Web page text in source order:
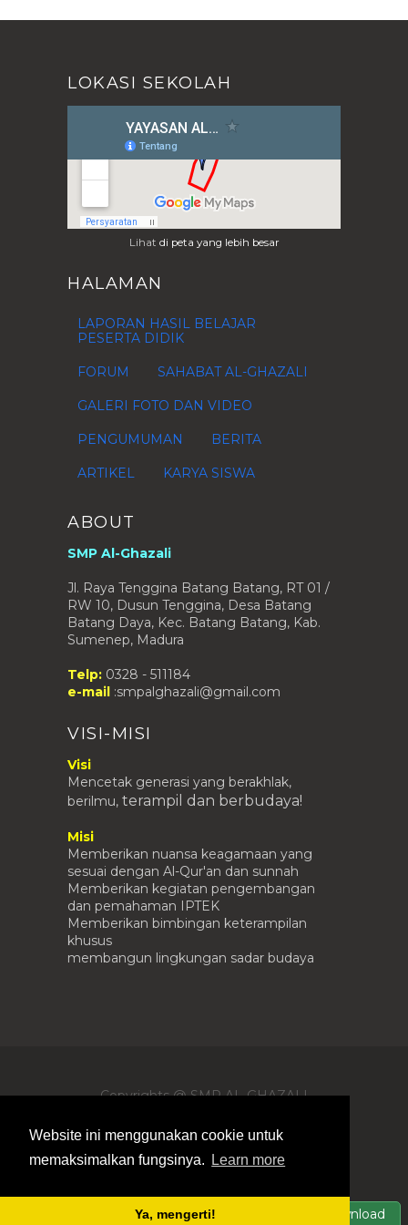
Website ini menggunakan cookie untuk
memaksimalkan fungsinya.
Learn more
Ya, mengerti!
► Maret(4)
►Februari(7)
Januari(1)
►2013(28)
►2011(1)
2010 (4)
LOKASI SEKOLAH
Lihat di peta yang lebih besar
HALAMAN
LAPORAN HASIL BELAJAR
PESERTA DIDIK
FORUM SAHABAT AL-GHAZALI
GALERI FOTO DAN VIDEO
PENGUMUMAN BERITA
ARTIKEL KARYA SISWA
ABOUT
SMP Al-Ghazali
Jl. Raya Tenggina Batang Batang, RT 01 /
RW 10, Dusun Tenggina, Desa Batang
Batang Daya, Kec. Batang Batang, Kab.
Sumenep, Madura
Telp: 0328 - 511184
e-mail :smpalghazali@gmail.com
Download
VISI-MISI
Visi
Mencetak generasi yang berakhlak,
berilmu, terampil dan berbudaya!
Misi
Memberikan nuansa keagamaan yang
sesuai dengan Al-Qur'an dan sunnah
Memberikan kegiatan pengembangan
dan pemahaman IPTEK
Memberikan bimbingan keterampilan
khusus
membangun lingkungan sadar budaya
Copyrights @ SMP AL-GHAZALI
Templateism |Free Blogger Templates
Customsized byIrmanto
support@templateism.com
Templateism